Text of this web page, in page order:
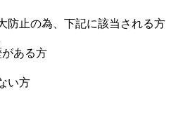
防止の為、下記に該当される方
ある方
い方